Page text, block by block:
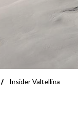
Insider Valtellina